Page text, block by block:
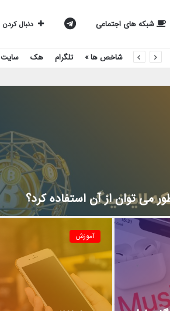
شبکه های اجتماعی کانال
تلگرام
اسکریپت
دنبال کردن
شاخص ها » تلگرام هک سایت
می توان از آن استفاده کرد؟
آموزش